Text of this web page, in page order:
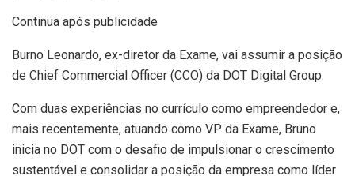
Continua após publicidade
Burno Leonardo, ex-diretor da Exame, vai assumir a posição
de Chief Commercial Officer (CCO) da DOT Digital Group.
Com duas experiências no currículo como empreendedor e,
mais recentemente, atuando como VP da Exame, Bruno
inicia no DOT com o desafio de impulsionar o crescimento
sustentável e consolidar a posição da empresa como líder